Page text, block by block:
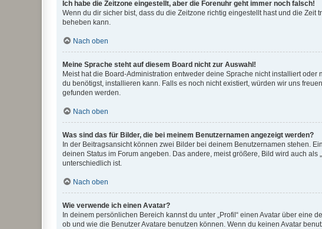
Ich habe die Zeitzone eingestellt, aber die Forenuhr geht immer noch falsch!
Wenn du dir sicher bist, dass du die Zeitzone richtig eingestellt hast und die
beheben kann.
Nach oben
Meine Sprache steht auf diesem Board nicht zur Auswahl!
Meist hat die Board-Administration entweder deine Sprache nicht installiert
du benötigst, installieren kann. Falls es noch nicht existiert, würden wir uns
gefunden werden.
Nach oben
Was sind das für Bilder, die bei meinem Benutzernamen angezeigt werden?
In der Beitragsansicht können zwei Bilder bei deinem Benutzernamen stehen.
deinen Status im Forum angeben. Das andere, meist größere, Bild wird auch
unterschiedlich ist.
Nach oben
Wie verwende ich einen Avatar?
In deinem persönlichen Bereich kannst du unter „Profil“ einen Avatar über eine
ob und wie die Benutzer Avatare benutzen können. Wenn du keinen Avatar